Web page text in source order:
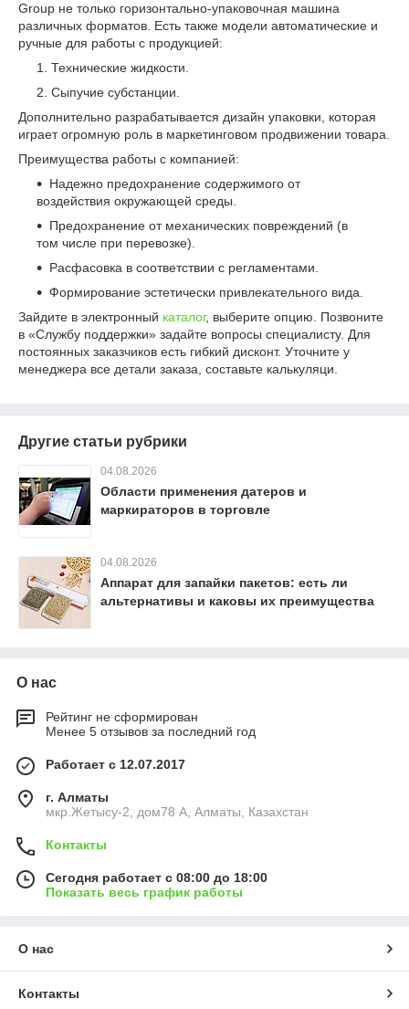
Group не только горизонтально-упаковочная машина
различных форматов. Есть также модели автоматические и
ручные для работы с продукцией:
Технические жидкости.
Сыпучие субстанции.
Дополнительно разрабатывается дизайн упаковки, которая
играет огромную роль в маркетинговом продвижении товара.
Преимущества работы с компанией:
Надежно предохранение содержимого от
воздействия окружающей среды.
Предохранение от механических повреждений (в
том числе при перевозке).
Расфасовка в соответствии с регламентами.
Формирование эстетически привлекательного вида.
Зайдите в электронный каталог, выберите опцию. Позвоните
в «Службу поддержки» задайте вопросы специалисту. Для
постоянных заказчиков есть гибкий дисконт. Уточните у
менеджера все детали заказа, составьте калькуляци.
Другие статьи рубрики
04.08.2026
Области применения датеров и
маркираторов в торговле
04.08.2026
Аппарат для запайки пакетов: есть ли
альтернативы и каковы их преимущества
О нас
Рейтинг не сформирован
Менее 5 отзывов за последний год
Работает с 12.07.2017
г. Алматы
мкр.Жетысу-2, дом78 А, Алматы, Казахстан
Контакты
Сегодня работает с 08:00 до 18:00
Показать весь график работы
О нас
Контакты